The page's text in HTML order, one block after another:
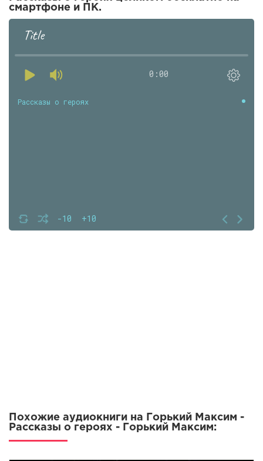
смартфоне и ПК.
Title
0:00
-10 +10
Рассказы о героях
Похожие аудиокниги на Горький Максим -
Рассказы о героях - Горький Максим: